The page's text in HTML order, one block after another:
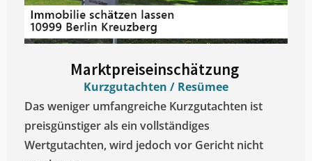
Marktpreiseinschätzung ​
Kurzgutachten / Resümee
Das weniger umfangreiche Kurzgutachten ist
preisgünstiger als ein vollständiges
Wertgutachten, wird jedoch vor Gericht nicht